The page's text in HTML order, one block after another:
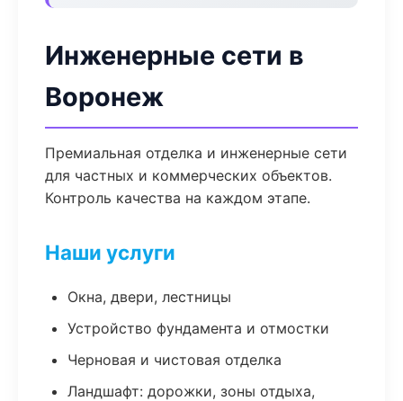
Инженерные сети в
Воронеж
Премиальная отделка и инженерные сети
для частных и коммерческих объектов.
Контроль качества на каждом этапе.
Наши услуги
Окна, двери, лестницы
Устройство фундамента и отмостки
Черновая и чистовая отделка
Ландшафт: дорожки, зоны отдыха,